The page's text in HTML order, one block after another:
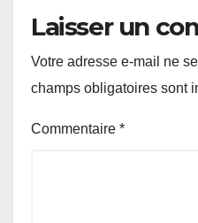
Laisser un
Votre adresse e-mail ne
champs obligatoires sont
Commentaire *